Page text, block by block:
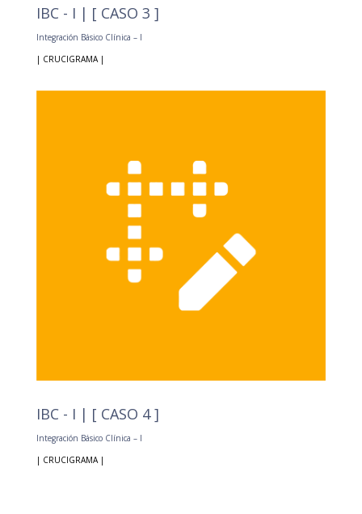
IBC - I | [ CASO 3 ]
Integración Básico Clínica – I
| CRUCIGRAMA |
IBC - I | [ CASO 4 ]
Integración Básico Clínica – I
| CRUCIGRAMA |